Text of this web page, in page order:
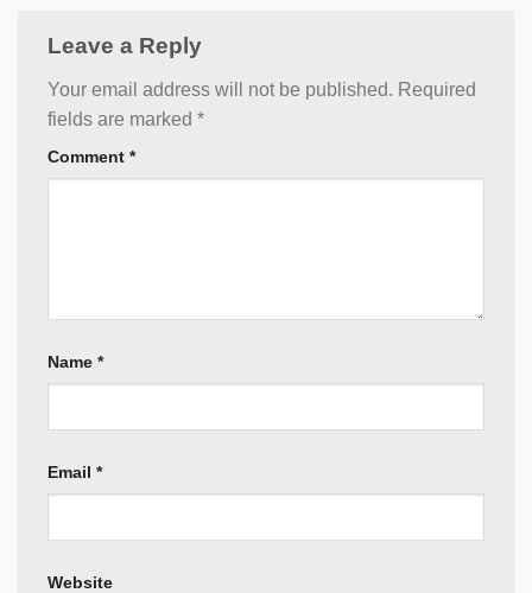
Leave a Reply
Your email address will not be published. Required
fields are marked *
Comment *
Name *
Email *
Website